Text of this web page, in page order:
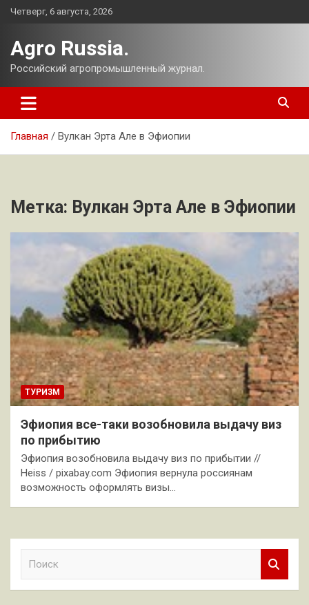
Перейти
Четверг, 6 августа, 2026
Agro Russia.
Российский агропромышленный журнал.
Главная Вулкан Эрта Але в Эфиопии
Метка: Вулкан Эрта Але в Эфиопии
ТУРИЗМ
Эфиопия все-таки возобновила выдачу виз
по прибытию
Эфиопия возобновила выдачу виз по прибытии //
Heiss / pixabay.com Эфиопия вернула россиянам
возможность оформлять визы…